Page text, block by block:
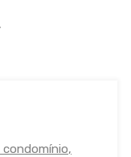
condomínio